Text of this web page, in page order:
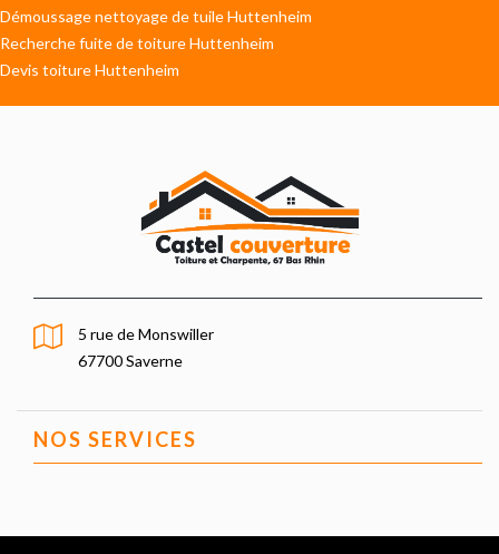
Démoussage nettoyage de tuile Huttenheim
Recherche fuite de toiture Huttenheim
Devis toiture Huttenheim
5 rue de Monswiller
67700 Saverne
NOS SERVICES